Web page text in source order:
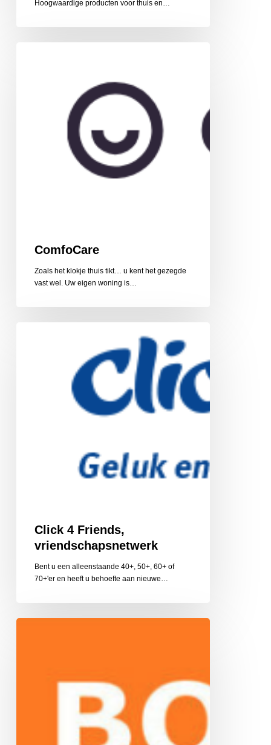
Hoogwaardige producten voor thuis en…
ComfoCare
Zoals het klokje thuis tikt… u kent het gezegde
vast wel. Uw eigen woning is…
vriendschapsnetwerk
Click 4 Friends,
vriendschapsnetwerk
Bent u een alleenstaande 40+, 50+, 60+ of
70+'er en heeft u behoefte aan nieuwe…